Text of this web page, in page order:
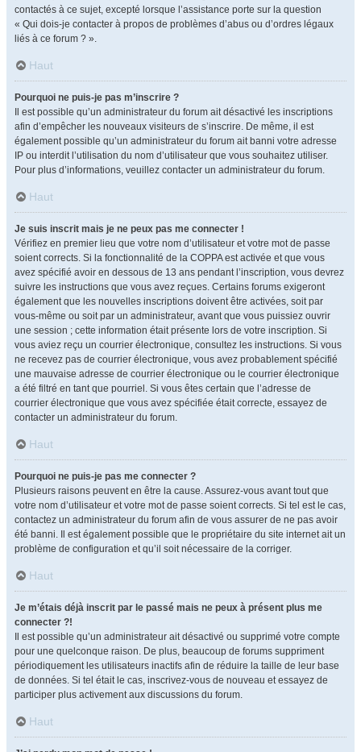
contactés à ce sujet, excepté lorsque l’assistance porte sur la question
« Qui dois-je contacter à propos de problèmes d’abus ou d’ordres légaux
liés à ce forum ? ».
Haut
Pourquoi ne puis-je pas m’inscrire ?
Il est possible qu’un administrateur du forum ait désactivé les inscriptions
afin d’empêcher les nouveaux visiteurs de s’inscrire. De même, il est
également possible qu’un administrateur du forum ait banni votre adresse
IP ou interdit l’utilisation du nom d’utilisateur que vous souhaitez utiliser.
Pour plus d’informations, veuillez contacter un administrateur du forum.
Haut
Je suis inscrit mais je ne peux pas me connecter !
Vérifiez en premier lieu que votre nom d’utilisateur et votre mot de passe
soient corrects. Si la fonctionnalité de la COPPA est activée et que vous
avez spécifié avoir en dessous de 13 ans pendant l’inscription, vous devrez
suivre les instructions que vous avez reçues. Certains forums exigeront
également que les nouvelles inscriptions doivent être activées, soit par
vous-même ou soit par un administrateur, avant que vous puissiez ouvrir
une session ; cette information était présente lors de votre inscription. Si
vous aviez reçu un courrier électronique, consultez les instructions. Si vous
ne recevez pas de courrier électronique, vous avez probablement spécifié
une mauvaise adresse de courrier électronique ou le courrier électronique
a été filtré en tant que pourriel. Si vous êtes certain que l’adresse de
courrier électronique que vous avez spécifiée était correcte, essayez de
contacter un administrateur du forum.
Haut
Pourquoi ne puis-je pas me connecter ?
Plusieurs raisons peuvent en être la cause. Assurez-vous avant tout que
votre nom d’utilisateur et votre mot de passe soient corrects. Si tel est le cas,
contactez un administrateur du forum afin de vous assurer de ne pas avoir
été banni. Il est également possible que le propriétaire du site internet ait un
problème de configuration et qu’il soit nécessaire de la corriger.
Haut
Je m’étais déjà inscrit par le passé mais ne peux à présent plus me
connecter ?!
Il est possible qu’un administrateur ait désactivé ou supprimé votre compte
pour une quelconque raison. De plus, beaucoup de forums suppriment
périodiquement les utilisateurs inactifs afin de réduire la taille de leur base
de données. Si tel était le cas, inscrivez-vous de nouveau et essayez de
participer plus activement aux discussions du forum.
Haut